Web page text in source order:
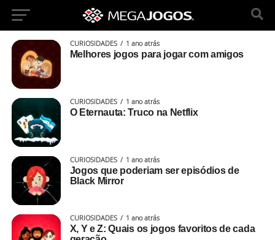
CURIOSIDADES 1 ano atrás
Melhores jogos para jogar com amigos
CURIOSIDADES 1 ano atrás
O Eternauta: Truco na Netflix
CURIOSIDADES 1 ano atrás
Jogos que poderiam ser episódios de
Black Mirror
CURIOSIDADES 1 ano atrás
X, Y e Z: Quais os jogos favoritos de cada